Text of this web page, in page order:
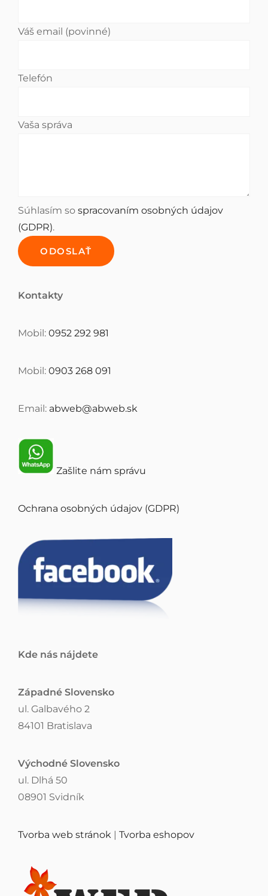
Váš email (povinné)
Telefón
Vaša správa
Súhlasím so spracovaním osobných údajov
(GDPR).
Kontakty
Mobil: 0952 292 981
Mobil: 0903 268 091
Email: abweb@abweb.sk
Zašlite nám správu
Ochrana osobných údajov (GDPR)
Kde nás nájdete
Západné Slovensko
ul. Galbavého 2
84101 Bratislava
Východné Slovensko
ul. Dlhá 50
08901 Svidník
Tvorba web stránok Tvorba eshopov